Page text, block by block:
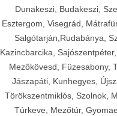
Dunakeszi, Budakeszi,
Esztergom, Visegrád,
Salgótarján,Rudabánya,
Kazincbarcika,
Mezőkövesd, Füzesabony,
Jászapáti, Kunhegyes,
Törökszentmiklós, Szolnok,
Túrkeve, Mezőtúr,